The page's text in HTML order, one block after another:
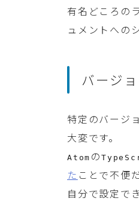
有名どころの
ュメントへの
バージ
特定のバージ
大変です。
Atom の
た ことで不便
自分で設定で